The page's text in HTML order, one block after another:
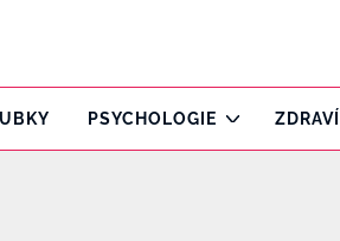
PSYCHOLOGIE ZDRAVÍ